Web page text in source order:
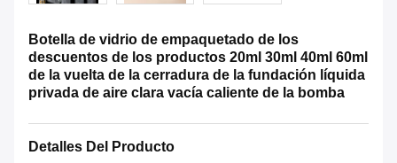
Botella de vidrio de empaquetado de los
descuentos de los productos 20ml 30ml 40ml 60ml
de la vuelta de la cerradura de la fundación líquida
privada de aire clara vacía caliente de la bomba
Detalles Del Producto